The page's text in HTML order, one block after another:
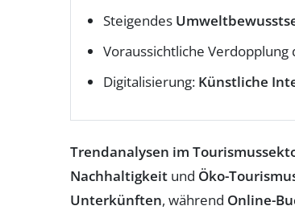
Steigendes
Voraussichtliche Verdopplung
Digitalisierung: Künstliche
Trendanalysen im
Nachhaltigkeit und Öko-
Unterkünften, während Online-